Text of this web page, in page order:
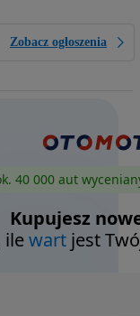
Zobacz ogłoszenia
40 000 aut
Kupujesz
ilewart jest